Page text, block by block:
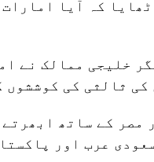
کہ آیا
خلیجی ممالک نے
ثالثی کی کوششوں
مصر کے ساتھ
عرب اور